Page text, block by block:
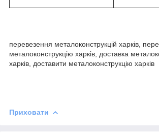
перевезення металоконструкцій харків,
металоконструкцію харків, доставка
харків, доставити металоконструкцію харків
Приховати